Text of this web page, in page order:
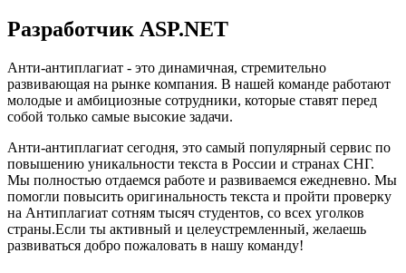
Разработчик ASP.NET
Анти-антиплагиат - это динамичная, стремительно
развивающая на рынке компания. В нашей команде работают
молодые и амбициозные сотрудники, которые ставят перед
собой только самые высокие задачи.
Анти-антиплагиат сегодня, это самый популярный сервис по
повышению уникальности текста в России и странах СНГ.
Мы полностью отдаемся работе и развиваемся ежедневно. Мы
помогли повысить оригинальность текста и пройти проверку
на Антиплагиат сотням тысяч студентов, со всех уголков
страны.Если ты активный и целеустремленный, желаешь
развиваться добро пожаловать в нашу команду!